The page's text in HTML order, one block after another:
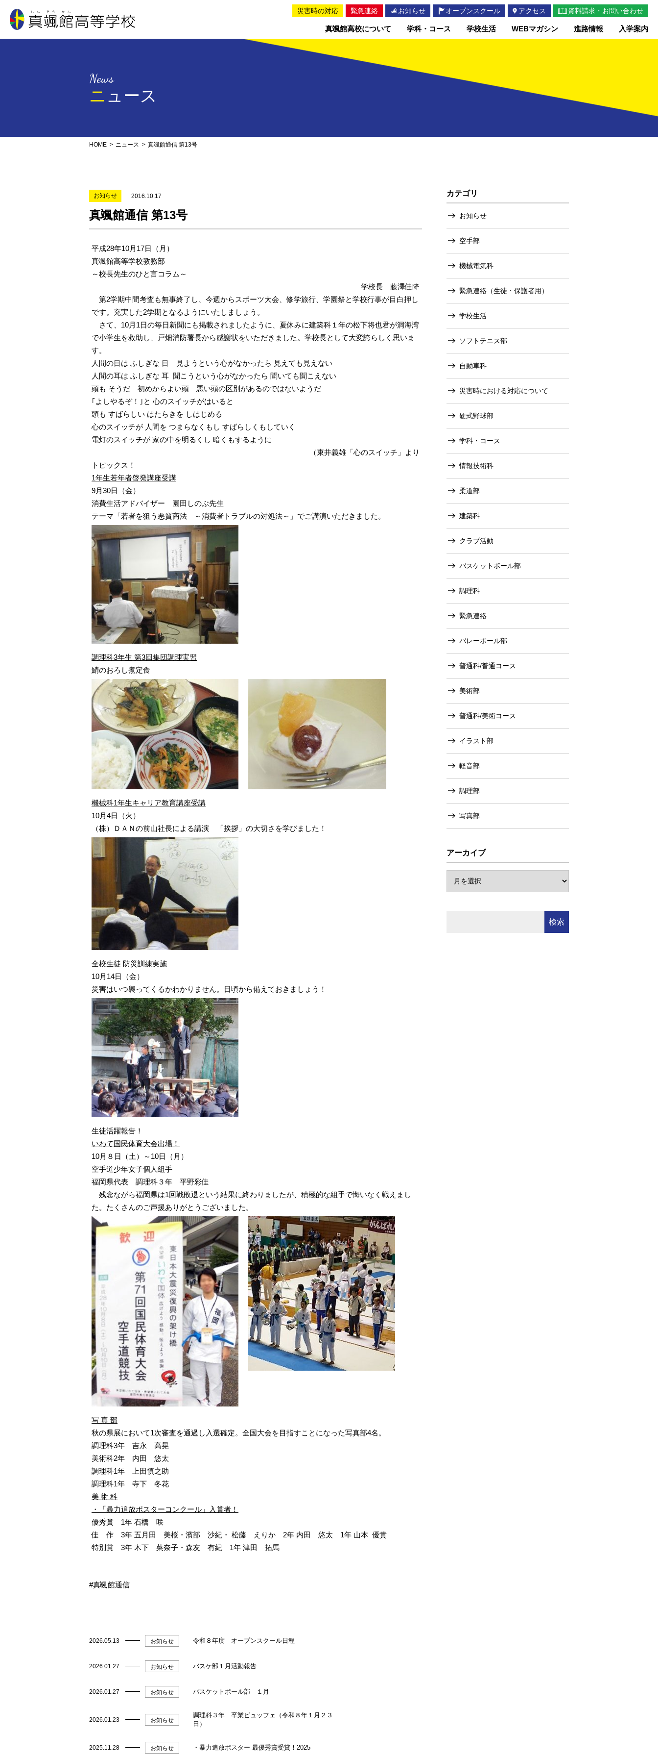
真颯館高校について
学科・コース 学校生活 WEBマガシン 進路情報 入学案内
災害時の対応 緊急連絡 お知らせ オープンスクール アクセス 資料請求・お問い合わせ
News
ニュース
HOME ニュース 真颯館通信 第13号
お知らせ 2016.10.17
真颯館通信 第13号
平成28年10月17日（月）
真颯館高等学校教務部
～校長先生のひと言コラム～
学校長 藤澤佳隆
第2学期中間考査も無事終了し、今週からスポーツ大会、修学旅行、学園祭と学校行事が目白押し
です。充実した2学期となるようにいたしましょう。
さて、10月1日の毎日新聞にも掲載されましたように、夏休みに建築科１年の松下将也君が洞海湾
で小学生を救助し、戸畑消防署長から感謝状をいただきました。学校長として大変誇らしく思いま
す。
人間の目は ふしぎな 目 見ようという心がなかったら 見えても見えない
人間の耳は ふしぎな 耳 聞こうという心がなかったら 聞いても聞こえない
頭も そうだ 初めからよい頭 悪い頭の区別があるのではないようだ
｢よしやるぞ！｣と 心のスイッチがはいると
頭も すばらしい はたらきを しはじめる
心のスイッチが 人間を つまらなくもし すばらしくもしていく
電灯のスイッチが 家の中を明るくし 暗くもするように
（東井義雄「心のスイッチ」より
トピックス！
1年生若年者啓発講座受講
9月30日（金）
消費生活アドバイザー 園田しのぶ先生
テーマ「若者を狙う悪質商法 ～消費者トラブルの対処法～」でご講演いただきました。
調理科3年生 第3回集団調理実習
鯖のおろし煮定食
機械科1年生キャリア教育講座受講
10月4日（火）
（株）ＤＡＮの前山社長による講演 「挨拶」の大切さを学びました！
全校生徒 防災訓練実施
10月14日（金）
災害はいつ襲ってくるかわかりません。日頃から備えておきましょう！
生徒活躍報告！
いわて国民体育大会出場 ！
10月８日（土）～10日（月）
空手道少年女子個人組手
福岡県代表 調理科３年 平野彩佳
残念ながら福岡県は1回戦敗退という結果に終わりましたが、積極的な組手で悔いなく戦えまし
た。たくさんのご声援ありがとうございました。
写 真 部
秋の県展において1次審査を通過し入選確定。全国大会を目指すことになった写真部4名。
調理科3年 吉永 高晃
美術科2年 内田 悠太
調理科1年
上田慎之助
調理科1年 寺下 冬花
美 術 科
・「暴力追放ポスターコンクール」入賞者！
優秀賞 1年 石橋 咲
佳 作 3年 五月田 美桜・濱部 沙紀・ 松藤 えりか 2年 内田 悠太 1年 山本 優貴
特別賞 3年 木下 菜奈子・森友 有紀 1年 津田 拓馬
真颯館通信
2026.05.13 お知らせ 令和８年度 オープンスクール日程
2026.01.27 お知らせ バスケ部１月活動報告
2026.01.27 お知らせ バスケットボール部 １月
2026.01.23 お知らせ
調理科３年 卒業ビュッフェ（令和８年１月２３
日）
2025.11.28 お知らせ ・暴力追放ポスター 最優秀賞受賞！2025
カテゴリ
お知らせ
空手部
機械電気科
緊急連絡（生徒・保護者用）
学校生活
ソフトテニス部
自動車科
災害時における対応について
硬式野球部
学科・コース
情報技術科
柔道部
建築科
クラブ活動
バスケットボール部
調理科
緊急連絡
バレーボール部
普通科/普通コース
美術部
普通科/美術コース
イラスト部
軽音部
調理部
写真部
アーカイブ